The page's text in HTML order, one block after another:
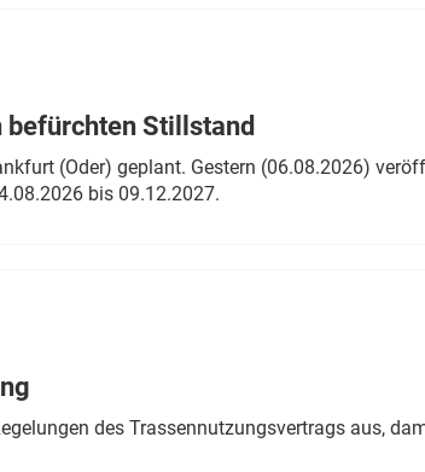
befürchten Stillstand
(Oder) geplant. Gestern (06.08.2026)
bis 09.12.2027.
des Trassennutzungsvertrags aus,